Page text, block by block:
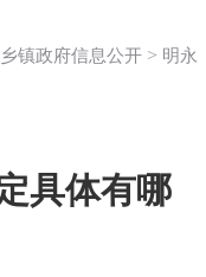
乡镇政府信息公开 > 明永
具体有哪